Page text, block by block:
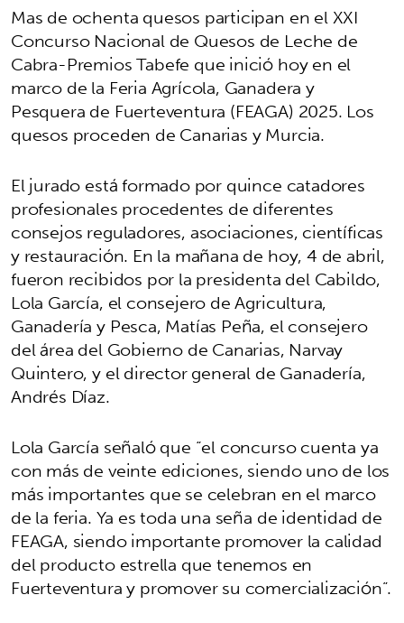
Mas de ochenta quesos participan en el XXI
Concurso Nacional de Quesos de Leche de
Cabra-Premios Tabefe que inició hoy en el
marco de la Feria Agrícola, Ganadera y
Pesquera de Fuerteventura (FEAGA) 2025. Los
quesos proceden de Canarias y Murcia.
El jurado está formado por quince catadores
profesionales procedentes de diferentes
consejos reguladores, asociaciones, científicas
y restauración. En la mañana de hoy, 4 de abril,
fueron recibidos por la presidenta del Cabildo,
Lola García, el consejero de Agricultura,
Ganadería y Pesca, Matías Peña, el consejero
del área del Gobierno de Canarias, Narvay
Quintero, y el director general de Ganadería,
Andrés Díaz.
Lola García señaló que “el concurso cuenta ya
con más de veinte ediciones, siendo uno de los
más importantes que se celebran en el marco
de la feria. Ya es toda una seña de identidad de
FEAGA, siendo importante promover la calidad
del producto estrella que tenemos en
Fuerteventura y promover su comercialización”.